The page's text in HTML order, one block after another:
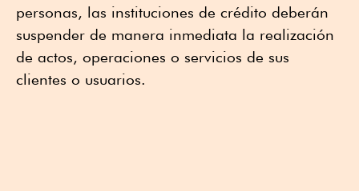
personas, las instituciones de crédito deberán
suspender de manera inmediata la realización
de actos, operaciones o servicios de sus
clientes o usuarios.